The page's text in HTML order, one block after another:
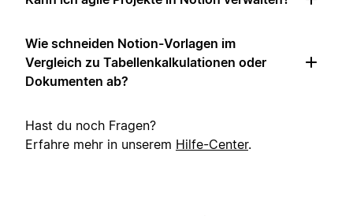
Wie schneiden Notion-Vorlagen im
Vergleich zu Tabellenkalkulationen oder
Dokumenten ab?
Hast du noch Fragen?
Erfahre mehr in unserem Hilfe-Center.